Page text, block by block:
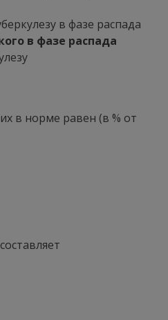
в фазе распада
в фазе распада
в норме равен (в % от